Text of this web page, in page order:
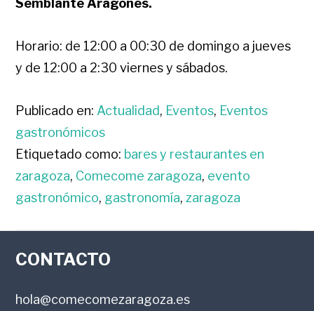
Semblante Aragonés.
Horario: de 12:00 a 00:30 de domingo a jueves
y de 12:00 a 2:30 viernes y sábados.
Publicado en: Actualidad, Eventos, Eventos
gastronómicos
Etiquetado como: bares y restaurantes en
zaragoza, Comecome zaragoza, evento
gastronómico, gastronomía,zaragoza
FOOTER
CONTACTO
hola@comecomezaragoza.es